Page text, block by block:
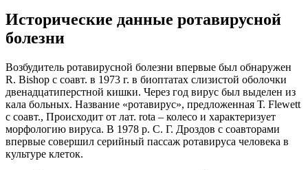
Исторические данные ротавирусной
болезни
Возбудитель ротавирусной болезни впервые был обнаружен
R. Bishop с соавт. в 1973 г. в биоптатах слизистой оболочки
двенадцатиперстной кишки. Через год вирус был выделен из
кала больных. Название «ротавирус», предложенная Т. Flewett
с соавт., Происходит от лат. rota – колесо и характеризует
морфологию вируса. В 1978 p. С. Г. Дроздов с соавторами
впервые совершил серийный пассаж ротавируса человека в
культуре клеток.